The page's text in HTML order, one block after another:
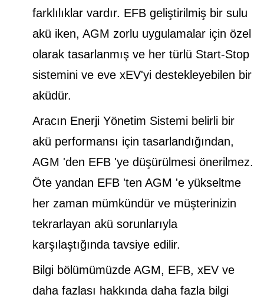
farklılıklar vardır. EFB geliştirilmiş bir sulu
akü iken, AGM zorlu uygulamalar için özel
olarak tasarlanmış ve her türlü Start-Stop
sistemini ve eve xEV'yi destekleyebilen bir
aküdür.
Aracın Enerji Yönetim Sistemi belirli bir
akü performansı için tasarlandığından,
AGM 'den EFB 'ye düşürülmesi önerilmez.
Öte yandan EFB 'ten AGM 'e yükseltme
her zaman mümkündür ve müşterinizin
tekrarlayan akü sorunlarıyla
karşılaştığında tavsiye edilir.
Bilgi bölümümüzde AGM, EFB, xEV ve
daha fazlası hakkında daha fazla bilgi